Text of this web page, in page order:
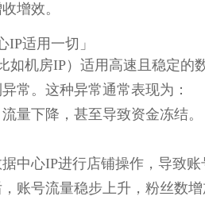
增效。
IP适用一切」
如机房IP）适用高速且稳定的
常。这种异常通常表现为：
量下降，甚至导致资金冻结。
中心IP进行店铺操作，导致账
，账号流量稳步上升，粉丝数增